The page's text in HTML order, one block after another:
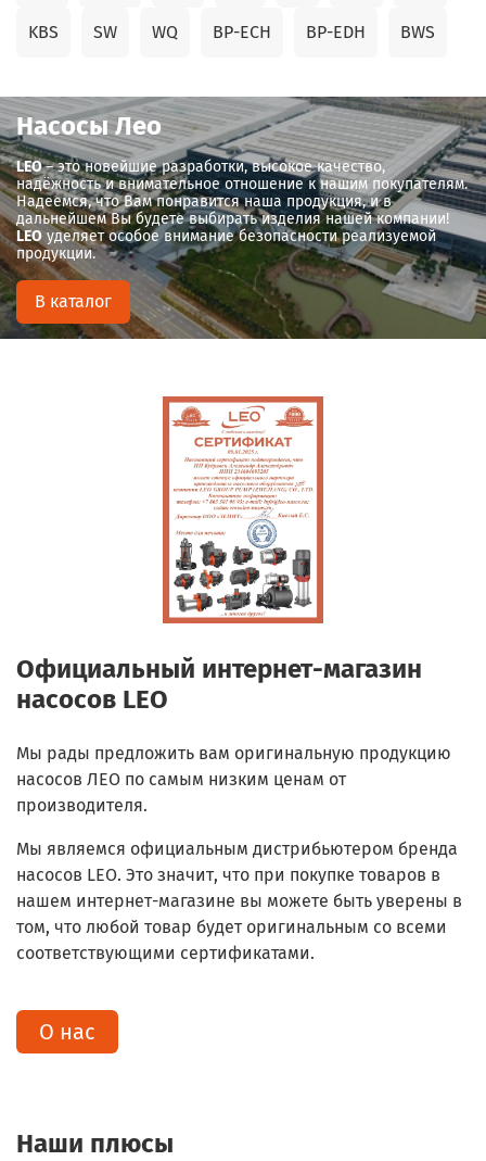
KBS SW WQ BP-ECH BP-EDH BWS
Насосы Лео
LEO– это новейшие разработки, высокое качество,
надёжность и внимательное отношение к нашим покупателям.
Надеемся, что Вам понравится наша продукция, и в
дальнейшем Вы будете выбирать изделия нашей компании!
LEO уделяет особое внимание безопасности реализуемой
продукции.
В каталог
Официальный интернет-магазин
насосов LEO
Мы рады предложить вам оригинальную продукцию
насосов ЛЕО по самым низким ценам от
производителя.
Мы являемся официальным дистрибьютером бренда
насосов LEO. Это значит, что при покупке товаров в
нашем интернет-магазине вы можете быть уверены в
том, что любой товар будет оригинальным со всеми
соответствующими сертификатами.
О нас
Наши плюсы